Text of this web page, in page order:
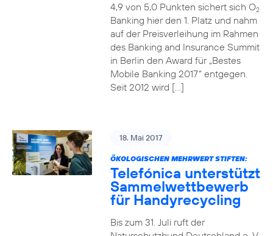
4,9 von 5,0 Punkten sichert sich O2
Banking hier den 1. Platz und nahm
auf der Preisverleihung im Rahmen
des Banking and Insurance Summit
in Berlin den Award für „Bestes
Mobile Banking 2017“ entgegen.
Seit 2012 wird […]
18. Mai 2017
ÖKOLOGISCHEN MEHRWERT STIFTEN:
Telefónica unterstützt
Sammelwettbewerb
für Handyrecycling
Bis zum 31. Juli ruft der